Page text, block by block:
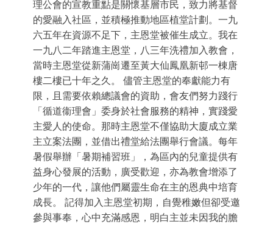
理公會的宣教重點是關懷基層市民，致力將基督
的愛融入社區，並積極推動地區植堂計劃。一九
六五年在資源不足下，主恩堂被催生成立。我在
一九八二年踏進主恩堂，八三年洗禮加入教會，
當時主恩堂從新蒲崗遷至黃大仙鳳凰新邨一棟唐
樓二樓已十年之久。 儘管主恩堂的奉獻能力有
限，且需要依賴總議會的資助，會友們努力踐行
「循道衞理會」委身於社會服務的精神，實踐愛
主愛人的使命。那時主恩堂不僅協助大廈成立業
主立案法團，並借出禮堂給法團舉行會議。每年
暑假舉辦「暑期補習班」，為區內的兒童提供有
益身心發展的活動，廣受歡迎，亦為教會增添了
少年的一代，讓他們屬靈生命在主的恩典中培育
成長。 記得加入主恩堂初期，自覺稚嫩但卻受邀
參與事奉，心中充滿感恩，明白主並未因我的膽